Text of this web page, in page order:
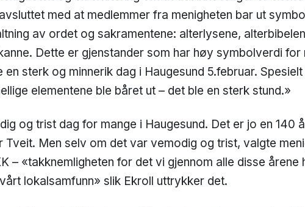
med at medlemmer fra menigheten bar ut
av ordet og sakramentene: alterlysene,
Dette er gjenstander som har høy symbolverdi for
en sterk og minnerik dag i Haugesund 5.februar.
elementene ble båret ut – det ble en sterk stund.»
og trist dag for mange i Haugesund. Det er jo en 140
Tveit. Men selv om det var vemodig og trist, valgte
– «takknemligheten for det vi gjennom alle disse
lokalsamfunn» slik Ekroll uttrykker det.